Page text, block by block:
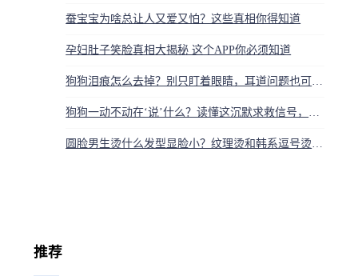
蚕宝宝为啥总让人又爱又怕？这些真相你得知道
孕妇肚子笑脸真相大揭秘 这个APP你必须知道
推荐